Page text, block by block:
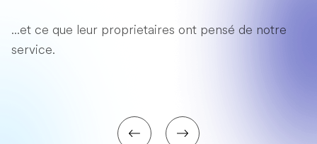
...et ce que leur proprietaires ont pensé de notre
service.